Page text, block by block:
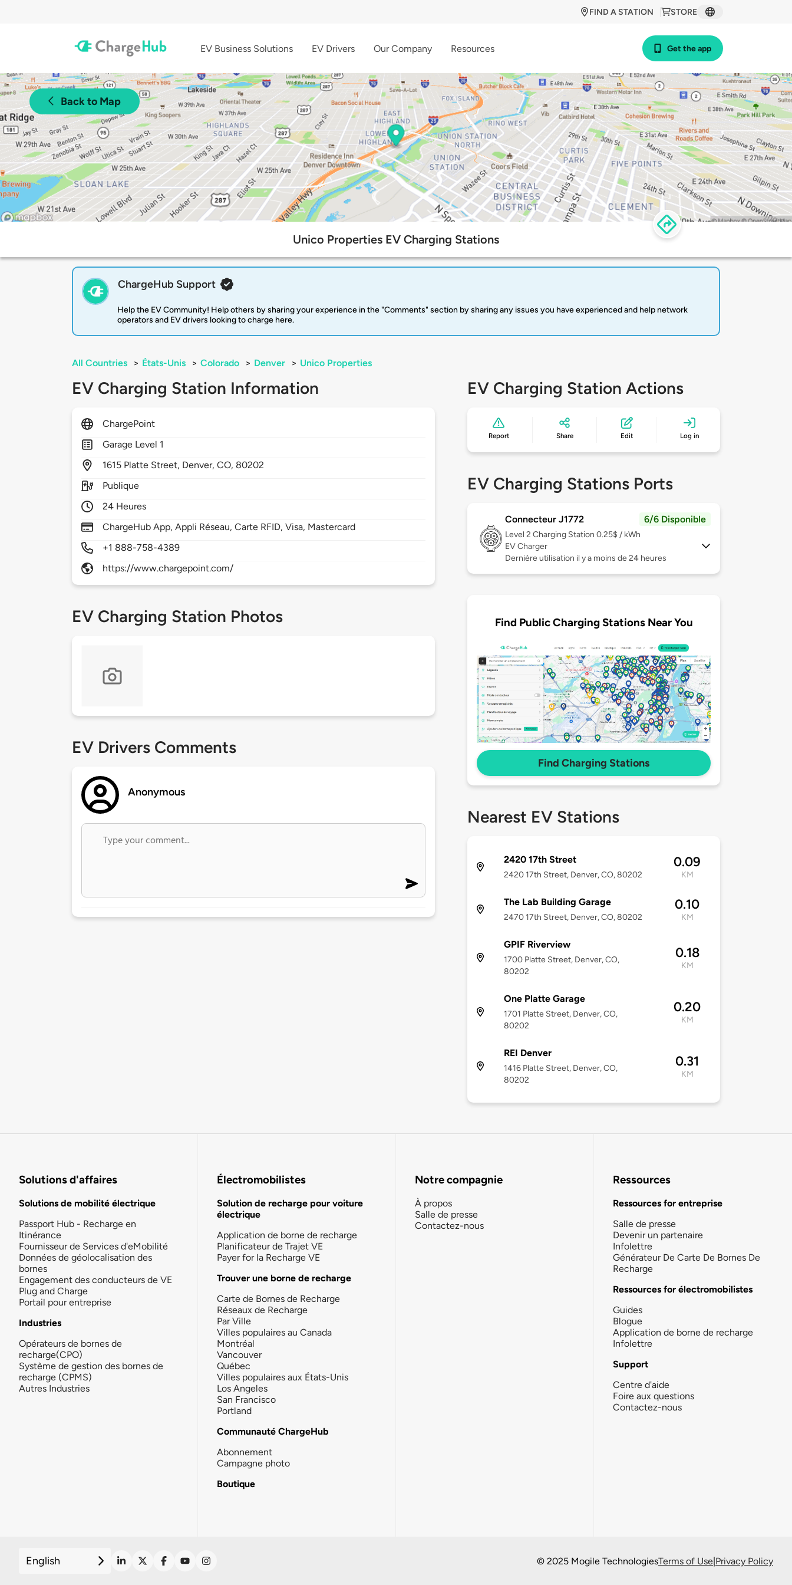
STORE
FIND A STATION
EV Business Solutions EV Drivers Our Company Resources Get the app
Back to Map
Unico Properties EV Charging Stations
ChargeHub Support
Help the EV Community! Help others by sharing your experience in the "Comments" section by sharing any issues you have experienced and help network
operators and EV drivers looking to charge here.
All Countries > États-Unis > Colorado > Denver > Unico Properties
EV Charging Station Information
ChargePoint
Garage Level 1
1615 Platte Street, Denver,CO, 80202
Publique
24 Heures
ChargeHub App, Appli Réseau, Carte RFID, Visa, Mastercard
+1 888-758-4389
https://www.chargepoint.com/
EV Charging Station Photos
EV Drivers Comments
Anonymous
EV Charging Station Actions
Report Share Edit Log in
EV Charging Stations Ports
Connecteur J1772 6/6 Disponible
Level 2 Charging Station 0.25$ / kWh
EV Charger
Dernière utilisation il y a moins de 24 heures
Find Public Charging Stations Near You
Find Charging Stations
Nearest EV Stations
2420 17th Street
2420 17th Street, Denver, CO, 80202
0.09
KM
The Lab Building Garage
2470 17th Street, Denver, CO, 80202
0.10
KM
GPIF Riverview
1700 Platte Street, Denver, CO,
80202
0.18
KM
One Platte Garage
1701 Platte Street, Denver, CO,
80202
0.20
KM
REI Denver
1416 Platte Street, Denver, CO,
80202
0.31
KM
Solutions d'affaires
Solutions de mobilité électrique
Passport Hub - Recharge en
Itinérance
Fournisseur de Services d'eMobilité
Données de géolocalisation des
bornes
Engagement des conducteurs de VE
Plug and Charge
Portail pour entreprise
Industries
Opérateurs de bornes de
recharge(CPO)
Système de gestion des bornes de
recharge (CPMS)
Autres Industries
Électromobilistes
Solution de recharge pour voiture
électrique
Application de borne de recharge
Planificateur de Trajet VE
Payer for la Recharge VE
Trouver une borne de recharge
Carte de Bornes de Recharge
Réseaux de Recharge
Par Ville
Villes populaires au Canada
Montréal
Vancouver
Québec
Villes populaires aux États-Unis
Los Angeles
San Francisco
Portland
Communauté ChargeHub
Abonnement
Campagne photo
Boutique
Notre compagnie
À propos
Salle de presse
Contactez-nous
Ressources
Ressources for entreprise
Salle de presse
Devenir un partenaire
Infolettre
Générateur De Carte De Bornes De
Recharge
Ressources for électromobilistes
Guides
Blogue
Application de borne de recharge
Infolettre
Support
Centre d'aide
Foire aux questions
Contactez-nous
English © 2025 Mogile TechnologiesTerms of Use|Privacy Policy